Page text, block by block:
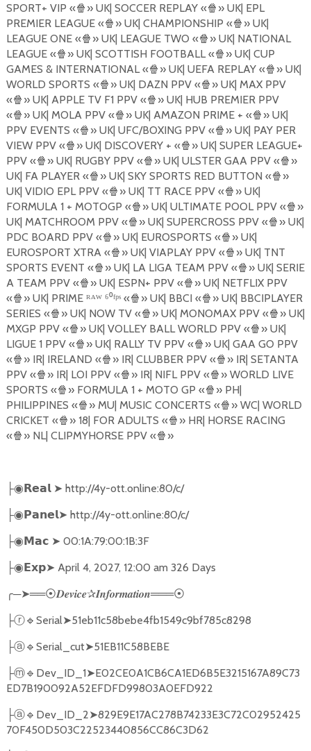
SPORT+ VIP «🍿 » UK| SOCCER REPLAY «🍿 » UK| EPL
PREMIER LEAGUE «🍿 » UK| CHAMPIONSHIP «🍿 » UK|
LEAGUE ONE «🍿 » UK| LEAGUE TWO «🍿 » UK| NATIONAL
LEAGUE «🍿 » UK| SCOTTISH FOOTBALL «🍿 » UK| CUP
GAMES & INTERNATIONAL «🍿 » UK| UEFA REPLAY «🍿 » UK|
WORLD SPORTS «🍿 » UK| DAZN PPV «🍿 » UK| MAX PPV
«🍿 » UK| APPLE TV F1 PPV «🍿 » UK| HUB PREMIER PPV
«🍿 » UK| MOLA PPV «🍿 » UK| AMAZON PRIME + «🍿 » UK|
PPV EVENTS «🍿 » UK| UFC/BOXING PPV «🍿 » UK| PAY PER
VIEW PPV «🍿 » UK| DISCOVERY + «🍿 » UK| SUPER LEAGUE+
PPV «🍿 » UK| RUGBY PPV «🍿 » UK| ULSTER GAA PPV «🍿 »
UK| FA PLAYER «🍿 » UK| SKY SPORTS RED BUTTON «🍿 »
UK| VIDIO EPL PPV «🍿 » UK| TT RACE PPV «🍿 » UK|
FORMULA 1 + MOTOGP «🍿 » UK| ULTIMATE POOL PPV «🍿 »
UK| MATCHROOM PPV «🍿 » UK| SUPERCROSS PPV «🍿 » UK|
PDC BOARD PPV «🍿 » UK| EUROSPORTS «🍿 » UK|
EUROSPORT XTRA «🍿 » UK| VIAPLAY PPV «🍿 » UK| TNT
SPORTS EVENT «🍿 » UK| LA LIGA TEAM PPV «🍿 » UK| SERIE
A TEAM PPV «🍿 » UK| ESPN+ PPV «🍿 » UK| NETFLIX PPV
«🍿 » UK| PRIME ᴿᴬᵂ ⁶⁰ᶠᵖˢ «🍿 » UK| BBCI «🍿 » UK| BBCIPLAYER
SERIES «🍿 » UK| NOW TV «🍿 » UK| MONOMAX PPV «🍿 » UK|
MXGP PPV «🍿 » UK| VOLLEY BALL WORLD PPV «🍿 » UK|
LIGUE 1 PPV «🍿 » UK| RALLY TV PPV «🍿 » UK| GAA GO PPV
«🍿 » IR| IRELAND «🍿 » IR| CLUBBER PPV «🍿 » IR| SETANTA
PPV «🍿 » IR| LOI PPV «🍿 » IR| NIFL PPV «🍿 » WORLD LIVE
SPORTS «🍿 » FORMULA 1 + MOTO GP «🍿 » PH|
PHILIPPINES «🍿 » MU| MUSIC CONCERTS «🍿 » WC| WORLD
CRICKET «🍿 » 18| FOR ADULTS «🍿 » HR| HORSE RACING
«🍿 » NL| CLIPMYHORSE PPV «🍿 »
├◉ 𝗥𝗲𝗮𝗹 ➤ http://4y-ott.online:80/c/
├◉ 𝗣𝗮𝗻𝗲𝗹➤ http://4y-ott.online:80/c/
├◉ 𝗠𝗮𝗰 ➤ 00:1A:79:00:1B:3F
├◉ 𝗘𝘅𝗽➤ April 4, 2027, 12:00 am 326 Days
╭─➤══⦿𝑫𝒆𝒗𝒊𝒄𝒆✰𝑰𝒏𝒇𝒐𝒓𝒎𝒂𝒕𝒊𝒐𝒏═══⦿
├ⓡ🔹 Serial➤51eb11c58bebe4fb1549c9bf785c8298
├ⓐ🔹 Serial_cut➤51EB11C58BEBE
├ⓜ🔹 Dev_ID_1➤E02CE0A1CB6CA1ED6B5E3215167A89C73
ED7B190092A52EFDFD99803A0EFD922
├ⓐ🔹 Dev_ID_2➤829E9E17AC278B74233E3C72C02952425
70F450D503C22523440856CC86C3D62